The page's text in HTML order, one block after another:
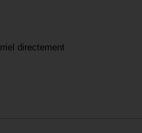
directement